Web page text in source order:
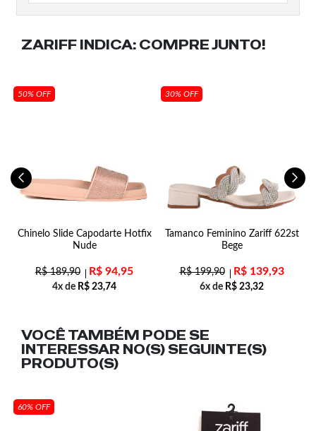
ZARIFF INDICA: COMPRE JUNTO!
50% OFF
Chinelo Slide Capodarte Hotfix
Nude
R$189,90 R$ 94,95
4x de R$ 23,74
30% OFF
Tamanco Feminino Zariff 622st
Bege
R$199,90 R$139,93
6x de R$ 23,32
VOCÊ TAMBÉM PODE SE
INTERESSAR NO(S) SEGUINTE(S)
PRODUTO(S)
60% OFF